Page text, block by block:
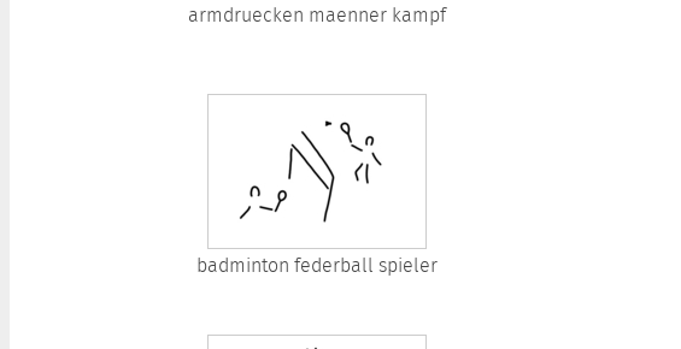
armdruecken maenner kampf
badminton federball spieler